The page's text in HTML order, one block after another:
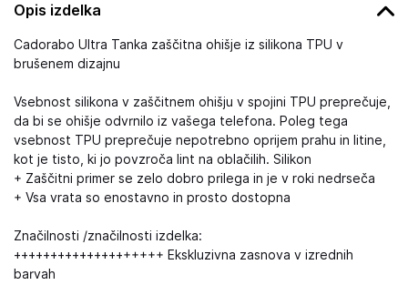
Opis izdelka
Cadorabo Ultra Tanka zaščitna ohišje iz silikona TPU v
brušenem dizajnu
Vsebnost silikona v zaščitnem ohišju v spojini TPU preprečuje,
da bi se ohišje odvrnilo iz vašega telefona. Poleg tega
vsebnost TPU preprečuje nepotrebno oprijem prahu in litine,
kot je tisto, ki jo povzroča lint na oblačilih. Silikon
+ Zaščitni primer se zelo dobro prilega in je v roki nedrseča
+ Vsa vrata so enostavno in prosto dostopna
Značilnosti /značilnosti izdelka:
++++++++++++++++++++ Ekskluzivna zasnova v izrednih
barvah